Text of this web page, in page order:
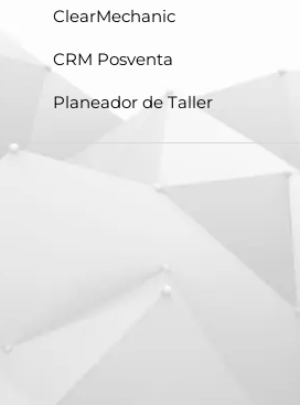
ClearMechanic
CRM Posventa
Planeador de Taller